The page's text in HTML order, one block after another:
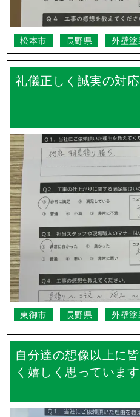
松本市 長野県 外壁塗
礼儀正しく誠実の対
東御市 長野県 外壁塗
自分達の想像以上に
く嬉しく思っています